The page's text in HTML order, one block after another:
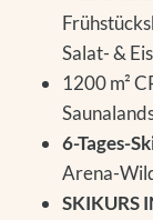
Salat- &
1200 m²
6-Tages-
Arena-
SKIKURS